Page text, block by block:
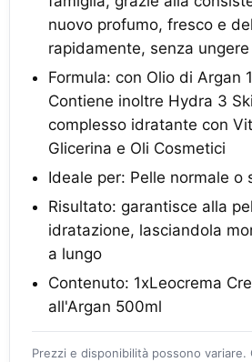
nuovo profumo, fresco e
rapidamente, senza ungere
Formula: con Olio di Argan
Contiene inoltre Hydra 3
complesso idratante con
Glicerina e Oli Cosmetici
Ideale per: Pelle normale o
Risultato: garantisce alla
idratazione, lasciandola
a lungo
Contenuto: 1xLeocrema
all'Argan 500ml
Prezzi e disponibilità possono variare.